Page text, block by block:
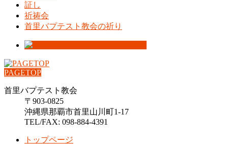
証し
祈祷会
首里バプテスト教会の祈り
PAGETOP
首里バプテスト教会
〒903-0825
沖縄県那覇市首里山川町1-17
TEL/FAX: 098-884-4391
トップページ